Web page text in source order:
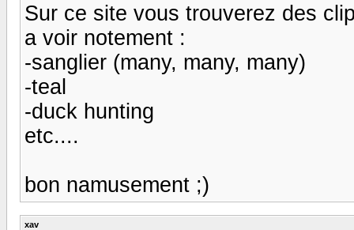
Sur ce site vous trouverez des
a voir notement :
-sanglier (many, many, many)
-teal
-duck hunting
etc....
bon namusement ;)
xav